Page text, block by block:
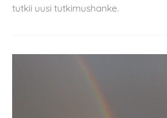
tutkii uusi tutkimushanke.